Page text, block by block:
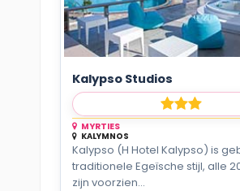
Kalypso Studios
MYRTIES
KALYMNOS
Kalypso (H Hotel Kalypso) is
traditionele Egeïsche stijl, alle
zijn voorzien...